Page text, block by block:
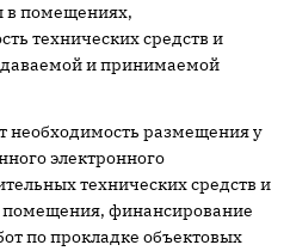
в помещениях,
технических средств и
и принимаемой
необходимость размещения у
электронного
технических средств и
помещения, финансирование
по прокладке объектовых